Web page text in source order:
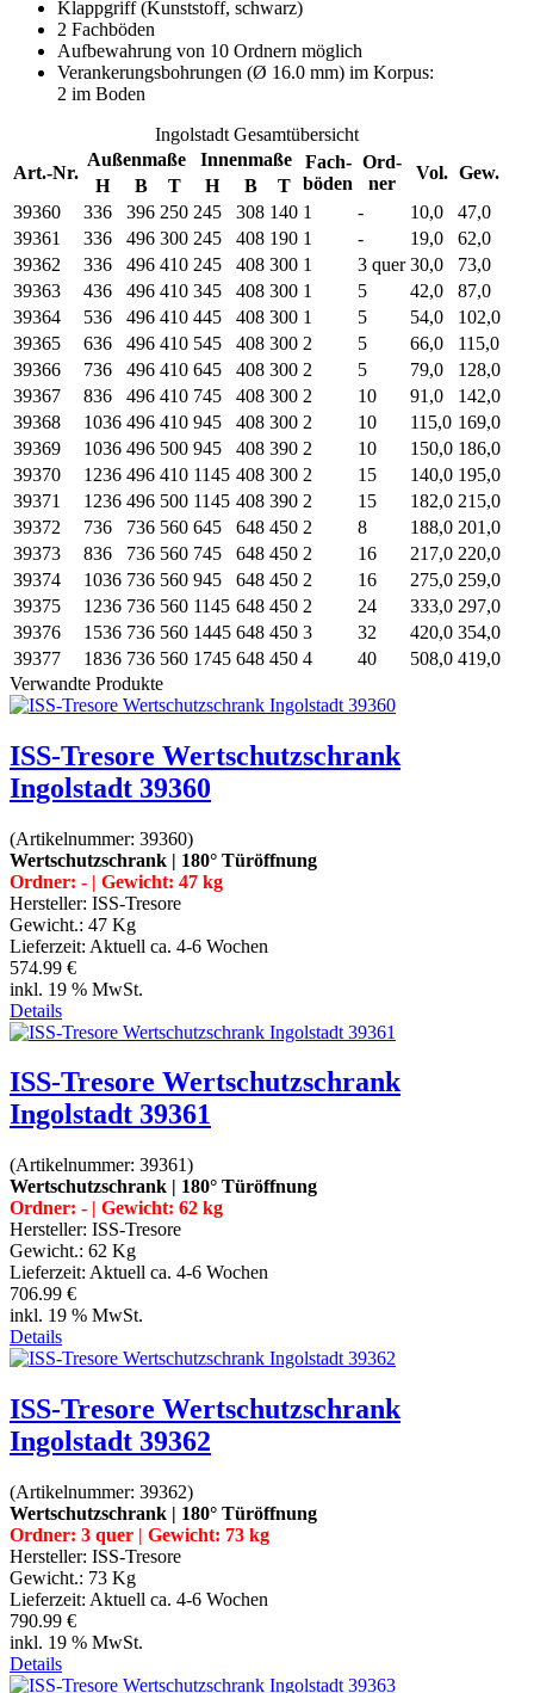
Klappgriff (Kunststoff, schwarz)
2 Fachböden
Aufbewahrung von 10 Ordnern möglich
Verankerungsbohrungen (Ø 16.0 mm) im Korpus:
2 im Boden
Ingolstadt Gesamtübersicht
Art.-Nr.
Außenmaße Innenmaße
Fach-
böden
Ord-
ner
Vol. Gew.
H B T H B
T
39360
336 396 250 245 308 140 1 - 10,0
47,0
39361
336 496 300 245 408 190 1 - 19,0
62,0
39362
336 496 410 245 408 300 1 3 quer 30,0
73,0
39363
436 496 410 345 408 300 1 5 42,0
87,0
39364
536 496 410 445 408 300 1 5 54,0
102,0
39365
636 496 410 545 408 300 2 5 66,0
115,0
39366
736 496 410 645 408 300 2 5 79,0
128,0
39367
836 496 410 745 408 300 2 10 91,0
142,0
39368
1036 496 410 945 408 300 2 10 115,0 169,0
39369
1036 496 500 945 408 390 2 10 150,0 186,0
39370
1236 496 410 1145 408 300 2 15 140,0 195,0
39371
1236 496 500 1145 408 390 2 15 182,0 215,0
39372
736 736 560 645 648 450 2 8 188,0 201,0
39373
836 736 560 745 648 450 2 16 217,0 220,0
39374
1036 736 560 945 648 450 2 16 275,0 259,0
39375
1236 736 560 1145 648 450 2 24 333,0 297,0
39376
1536 736 560 1445 648 450 3 32 420,0 354,0
39377
1836 736 560 1745 648 450 4 40 508,0 419,0
Verwandte Produkte
ISS-Tresore Wertschutzschrank
Ingolstadt 39360
(Artikelnummer: 39360)
Wertschutzschrank | 180° Türöffnung
Ordner: - | Gewicht: 47 kg
Hersteller: ISS-Tresore
Gewicht.: 47 Kg
Lieferzeit: Aktuell ca. 4-6 Wochen
574.99 €
inkl. 19 % MwSt.
Details
ISS-Tresore Wertschutzschrank
Ingolstadt 39361
(Artikelnummer: 39361)
Wertschutzschrank | 180° Türöffnung
Ordner: - | Gewicht: 62 kg
Hersteller: ISS-Tresore
Gewicht.: 62 Kg
Lieferzeit: Aktuell ca. 4-6 Wochen
706.99 €
inkl. 19 % MwSt.
Details
ISS-Tresore Wertschutzschrank
Ingolstadt 39362
(Artikelnummer: 39362)
Wertschutzschrank | 180° Türöffnung
Ordner: 3 quer | Gewicht: 73 kg
Hersteller: ISS-Tresore
Gewicht.: 73 Kg
Lieferzeit: Aktuell ca. 4-6 Wochen
790.99 €
inkl. 19 % MwSt.
Details